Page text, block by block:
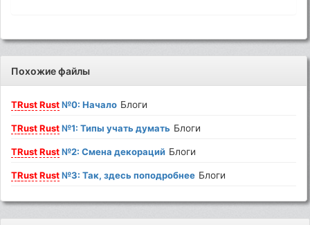
Похожие файлы
TRust Rust№0: Начало Блоги
TRust Rust№1: Типы учать думать Блоги
TRust Rust№2: Смена декораций Блоги
TRust Rust№3: Так, здесь поподробнее Блоги